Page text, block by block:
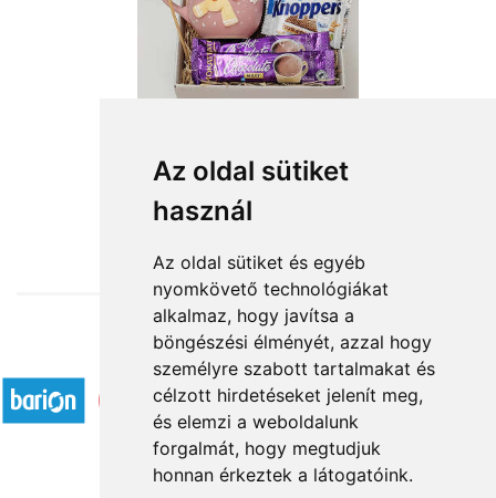
Az oldal sütiket
használ
Az oldal sütiket és egyéb
nyomkövető technológiákat
alkalmaz, hogy javítsa a
böngészési élményét, azzal hogy
személyre szabott tartalmakat és
célzott hirdetéseket jelenít meg,
és elemzi a weboldalunk
forgalmát, hogy megtudjuk
honnan érkeztek a látogatóink.
from HUF11,760
Accepted payment methods